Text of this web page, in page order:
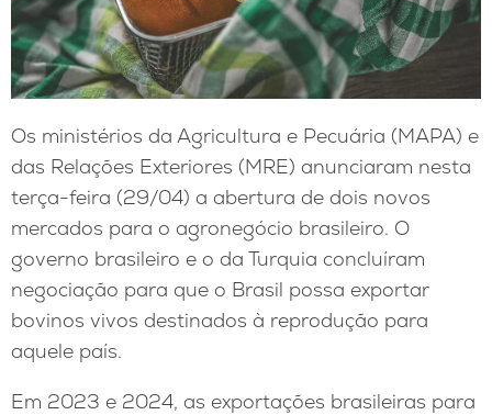
Os ministérios da Agricultura e Pecuária (MAPA) e
das Relações Exteriores (MRE) anunciaram nesta
terça-feira (29/04) a abertura de dois novos
mercados para o agronegócio brasileiro. O
governo brasileiro e o da Turquia concluíram
negociação para que o Brasil possa exportar
bovinos vivos destinados à reprodução para
aquele país.
Em 2023 e 2024, as exportações brasileiras para